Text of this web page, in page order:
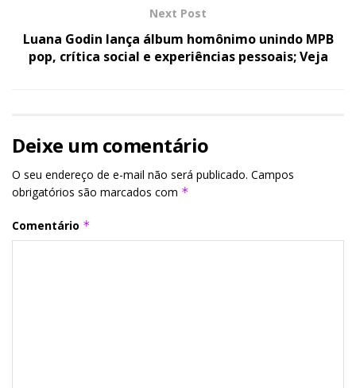
Next Post
Luana Godin lança álbum homônimo unindo MPB
pop, crítica social e experiências pessoais; Veja
Deixe um comentário
O seu endereço de e-mail não será publicado. Campos
obrigatórios são marcados com *
Comentário *